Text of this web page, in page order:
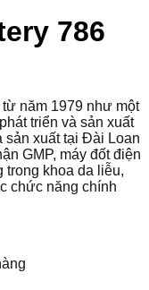
786
năm 1979 như một
triển và sản xuất
sản xuất tại Đài Loan
GMP, máy đốt điện
trong khoa da liễu,
chức năng chính